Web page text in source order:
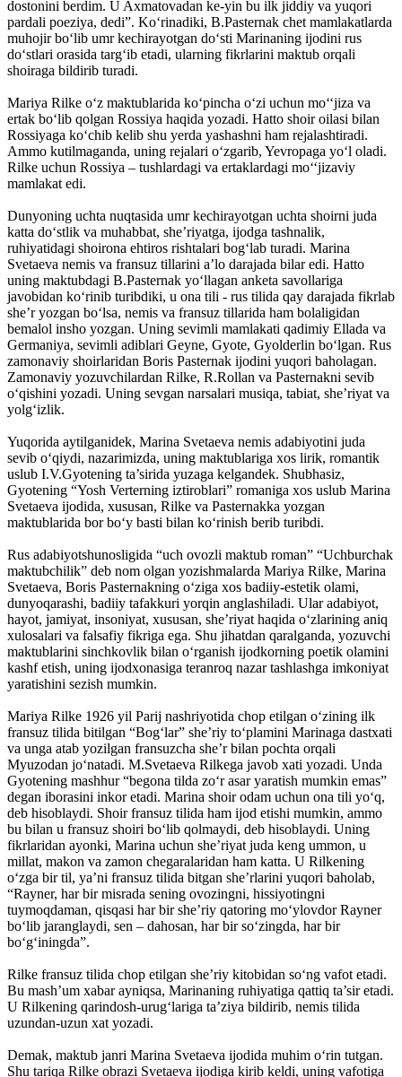
dostonini berdim. U Axmatovadan ke-yin bu ilk jiddiy va yuqori
pardali poeziya, dedi”. Ko‘rinadiki, B.Pasternak chet mamlakatlarda
muhojir bo‘lib umr kechirayotgan do‘sti Marinaning ijodini rus
do‘stlari orasida targ‘ib etadi, ularning fikrlarini maktub orqali
shoiraga bildirib turadi.
Mariya Rilke o‘z maktublarida ko‘pincha o‘zi uchun mo‘‘jiza va
ertak bo‘lib qolgan Rossiya haqida yozadi. Hatto shoir oilasi bilan
Rossiyaga ko‘chib kelib shu yerda yashashni ham rejalashtiradi.
Ammo kutilmaganda, uning rejalari o‘zgarib, Yevropaga yo‘l oladi.
Rilke uchun Rossiya – tushlardagi va ertaklardagi mo‘‘jizaviy
mamlakat edi.
Dunyoning uchta nuqtasida umr kechirayotgan uchta shoirni juda
katta do‘stlik va muhabbat, she’riyatga, ijodga tashnalik,
ruhiyatidagi shoirona ehtiros rishtalari bog‘lab turadi. Marina
Svetaeva nemis va fransuz tillarini a’lo darajada bilar edi. Hatto
uning maktubdagi B.Pasternak yo‘llagan anketa savollariga
javobidan ko‘rinib turibdiki, u ona tili - rus tilida qay darajada fikrlab
she’r yozgan bo‘lsa, nemis va fransuz tillarida ham bolaligidan
bemalol insho yozgan. Uning sevimli mamlakati qadimiy Ellada va
Germaniya, sevimli adiblari Geyne, Gyote, Gyolderlin bo‘lgan. Rus
zamonaviy shoirlaridan Boris Pasternak ijodini yuqori baholagan.
Zamonaviy yozuvchilardan Rilke, R.Rollan va Pasternakni sevib
o‘qishini yozadi. Uning sevgan narsalari musiqa, tabiat, she’riyat va
yolg‘izlik.
Yuqorida aytilganidek, Marina Svetaeva nemis adabiyotini juda
sevib o‘qiydi, nazarimizda, uning maktublariga xos lirik, romantik
uslub I.V.Gyotening ta’sirida yuzaga kelgandek. Shubhasiz,
Gyotening “Yosh Verterning iztiroblari” romaniga xos uslub Marina
Svetaeva ijodida, xususan, Rilke va Pasternakka yozgan
maktublarida bor bo‘y basti bilan ko‘rinish berib turibdi.
Rus adabiyotshunosligida “uch ovozli maktub roman” “Uchburchak
maktubchilik” deb nom olgan yozishmalarda Mariya Rilke, Marina
Svetaeva, Boris Pasternakning o‘ziga xos badiiy-estetik olami,
dunyoqarashi, badiiy tafakkuri yorqin anglashiladi. Ular adabiyot,
hayot, jamiyat, insoniyat, xususan, she’riyat haqida o‘zlarining aniq
xulosalari va falsafiy fikriga ega. Shu jihatdan qaralganda, yozuvchi
maktublarini sinchkovlik bilan o‘rganish ijodkorning poetik olamini
kashf etish, uning ijodxonasiga teranroq nazar tashlashga imkoniyat
yaratishini sezish mumkin.
Mariya Rilke 1926 yil Parij nashriyotida chop etilgan o‘zining ilk
fransuz tilida bitilgan “Bog‘lar” she’riy to‘plamini Marinaga dastxati
va unga atab yozilgan fransuzcha she’r bilan pochta orqali
Myuzodan jo‘natadi. M.Svetaeva Rilkega javob xati yozadi. Unda
Gyotening mashhur “begona tilda zo‘r asar yaratish mumkin emas”
degan iborasini inkor etadi. Marina shoir odam uchun ona tili yo‘q,
deb hisoblaydi. Shoir fransuz tilida ham ijod etishi mumkin, ammo
bu bilan u fransuz shoiri bo‘lib qolmaydi, deb hisoblaydi. Uning
fikrlaridan ayonki, Marina uchun she’riyat juda keng ummon, u
millat, makon va zamon chegaralaridan ham katta. U Rilkening
o‘zga bir til, ya’ni fransuz tilida bitgan she’rlarini yuqori baholab,
“Rayner, har bir misrada sening ovozingni, hissiyotingni
tuymoqdaman, qisqasi har bir she’riy qatoring mo‘ylovdor Rayner
bo‘lib jaranglaydi, sen – dahosan, har bir so‘zingda, har bir
bo‘g‘iningda”.
Rilke fransuz tilida chop etilgan she’riy kitobidan so‘ng vafot etadi.
Bu mash’um xabar ayniqsa, Marinaning ruhiyatiga qattiq ta’sir etadi.
U Rilkening qarindosh-urug‘lariga ta’ziya bildirib, nemis tilida
uzundan-uzun xat yozadi.
Demak, maktub janri Marina Svetaeva ijodida muhim o‘rin tutgan.
Shu tariqa Rilke obrazi Svetaeva ijodiga kirib keldi, uning vafotiga